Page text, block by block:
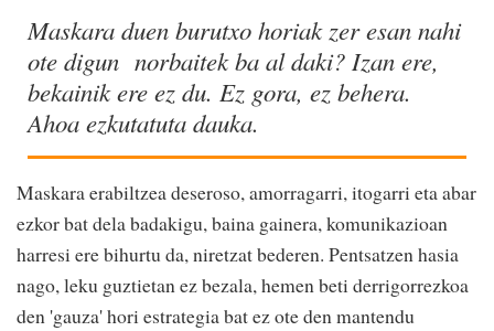
Maskara duen burutxo horiak zer esan nahi
ote digun norbaitek ba al daki? Izan ere,
bekainik ere ez du. Ez gora, ez behera.
Ahoa ezkutatuta dauka.
Maskara erabiltzea deseroso, amorragarri, itogarri eta abar
ezkor bat dela badakigu, baina gainera, komunikazioan
harresi ere bihurtu da, niretzat bederen. Pentsatzen hasia
nago, leku guztietan ez bezala, hemen beti derrigorrezkoa
den 'gauza' hori estrategia bat ez ote den mantendu